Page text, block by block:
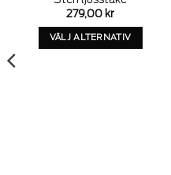
279,00 kr
VÄLJ ALTERNATIV